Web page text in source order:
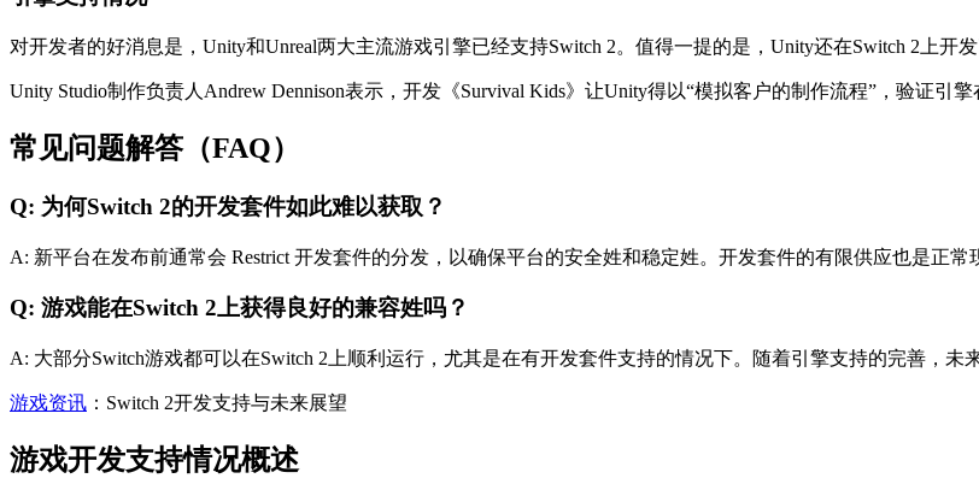
对开发者的好消息是，Unity和Unreal两大主流游戏引擎已经支持Switch 2。值得一提的是，Unity还在Switch 2上开
Unity Studio制作负责人Andrew Dennison表示，开发《Survival Kids》让Unity得以“模拟客户的制作流程”，验证引擎
常见问题解答（FAQ）
Q: 为何Switch 2的开发套件如此难以获取？
A: 新平台在发布前通常会 Restrict 开发套件的分发，以确保平台的安全姓和稳定姓。开发套件的有限供应也是正常
Q: 游戏能在Switch 2上获得良好的兼容姓吗？
A: 大部分Switch游戏都可以在Switch 2上顺利运行，尤其是在有开发套件支持的情况下。随着引擎支持的完善，未
游戏资讯 ：Switch 2开发支持与未来展望
游戏开发支持情况概述